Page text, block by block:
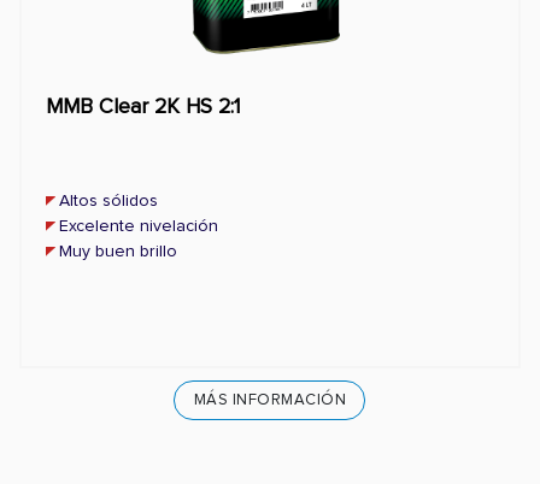
MMB Clear 2K HS 2:1
Altos sólidos
Excelente nivelación
Muy buen brillo
MÁS INFORMACIÓN